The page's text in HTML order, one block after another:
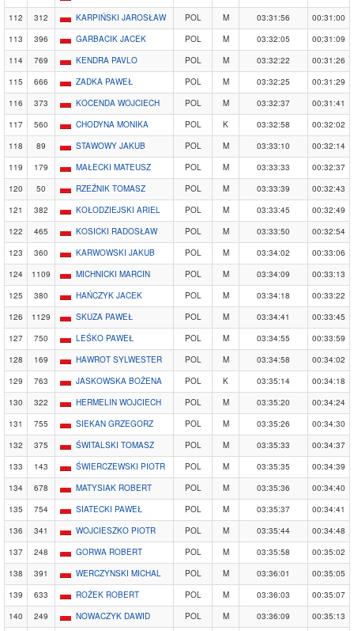
112
312 KARPIŃSKI JAROSŁAW POL M 03:31:56
00:31:00
113
396 GARBACIK JACEK POL M 03:32:05
00:31:09
114
769 KENDRA PAVLO POL M 03:32:22
00:31:26
115
666 ZADKA PAWEŁ POL M 03:32:25
00:31:29
116
373 KOCENDA WOJCIECH POL M 03:32:37
00:31:41
117
560 CHODYNA MONIKA POL K 03:32:58
00:32:02
118
89 STAWOWY JAKUB POL M 03:33:10
00:32:14
119
179 MAŁECKI MATEUSZ POL M 03:33:33
00:32:37
120
50 RZEŹNIK TOMASZ POL M 03:33:39
00:32:43
121
382 KOŁODZIEJSKI ARIEL POL M 03:33:45
00:32:49
122
465 KOSICKI RADOSŁAW POL M 03:33:50
00:32:54
123
360 KARWOWSKI JAKUB POL M 03:34:02
00:33:06
124
1109 MICHNICKI MARCIN POL M 03:34:09
00:33:13
125
380 HAŃCZYK JACEK POL M 03:34:18
00:33:22
126
1129 SKUZA PAWEŁ POL M 03:34:41
00:33:45
127
750 LEŚKO PAWEŁ POL M 03:34:55
00:33:59
128
169 HAWROT SYLWESTER POL M 03:34:58
00:34:02
129
763 JASKOWSKA BOŻENA POL K 03:35:14
00:34:18
130
322 HERMELIN WOJCIECH POL M 03:35:20
00:34:24
131
755 SIEKAN GRZEGORZ POL M 03:35:26
00:34:30
132
375 ŚWITALSKI TOMASZ POL M 03:35:33
00:34:37
133
143 ŚWIERCZEWSKI PIOTR POL M 03:35:35
00:34:39
134
678 MATYSIAK ROBERT POL M 03:35:36
00:34:40
135
754 SIATECKI PAWEŁ POL M 03:35:37
00:34:41
136
341 WOJCIESZKO PIOTR POL M 03:35:44
00:34:48
137
248 GORWA ROBERT POL M 03:35:58
00:35:02
138
391 WERCZYNSKI MICHAL POL M 03:36:01
00:35:05
139
633 ROŻEK ROBERT POL M 03:36:03
00:35:07
140
249 NOWACZYK DAWID POL M 03:36:09
00:35:13